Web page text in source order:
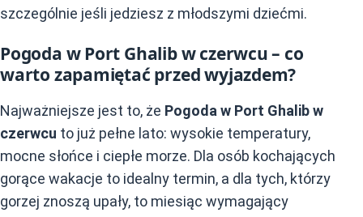
szczególnie jeśli jedziesz z młodszymi dziećmi.
Pogoda w Port Ghalib w czerwcu – co
warto zapamiętać przed wyjazdem?
Najważniejsze jest to, że Pogoda w Port Ghalib w
czerwcu to już pełne lato: wysokie temperatury,
mocne słońce i ciepłe morze. Dla osób kochających
gorące wakacje to idealny termin, a dla tych, którzy
gorzej znoszą upały, to miesiąc wymagający